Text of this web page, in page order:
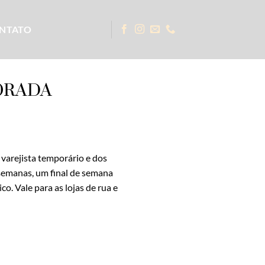
temporário e dos
um final de semana
Vale para as lojas de rua e